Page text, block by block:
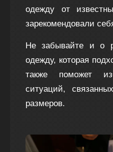
одежду от
зарекомендовали
Не забывайте и о
одежду, которая
также поможет
ситуаций,
размеров.